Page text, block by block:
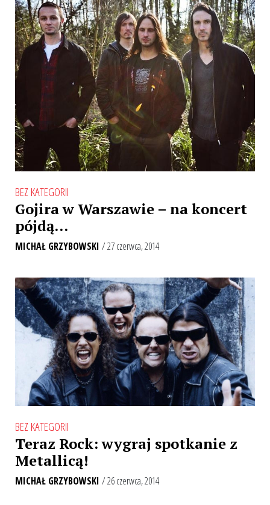
BEZ KATEGORII
Gojira w Warszawie – na koncert
pójdą…
MICHAŁ GRZYBOWSKI / 27 czerwca, 2014
BEZ KATEGORII
Teraz Rock: wygraj spotkanie z
Metallicą!
MICHAŁ GRZYBOWSKI / 26 czerwca, 2014